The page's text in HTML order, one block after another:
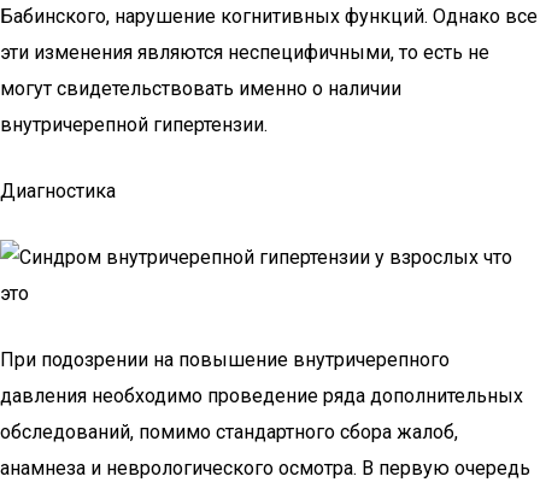
Бабинского, нарушение когнитивных функций. Однако все
эти изменения являются неспецифичными, то есть не
могут свидетельствовать именно о наличии
внутричерепной гипертензии.
Диагностика
При подозрении на повышение внутричерепного
давления необходимо проведение ряда дополнительных
обследований, помимо стандартного сбора жалоб,
анамнеза и неврологического осмотра. В первую очередь